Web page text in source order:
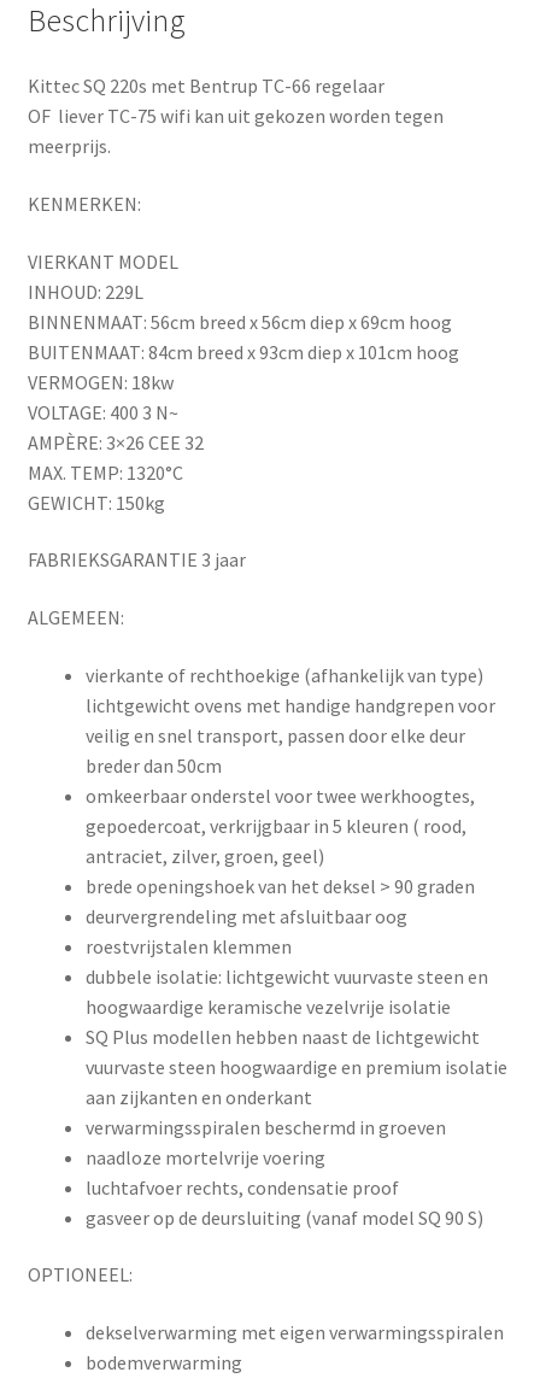
Beschrijving
Kittec SQ 220s met Bentrup TC-66 regelaar
OF liever TC-75 wifi kan uit gekozen worden tegen
meerprijs.
KENMERKEN:
VIERKANT MODEL
INHOUD: 229L
BINNENMAAT: 56cm breed x 56cm diep x 69cm hoog
BUITENMAAT: 84cm breed x 93cm diep x 101cm hoog
VERMOGEN: 18kw
VOLTAGE: 400 3 N~
AMPÈRE: 3×26 CEE 32
MAX. TEMP: 1320°C
GEWICHT: 150kg
FABRIEKSGARANTIE 3 jaar
ALGEMEEN:
vierkante of rechthoekige (afhankelijk van type)
lichtgewicht ovens met handige handgrepen voor
veilig en snel transport, passen door elke deur
breder dan 50cm
omkeerbaar onderstel voor twee werkhoogtes,
gepoedercoat, verkrijgbaar in 5 kleuren ( rood,
antraciet, zilver, groen, geel)
brede openingshoek van het deksel > 90 graden
deurvergrendeling met afsluitbaar oog
roestvrijstalen klemmen
dubbele isolatie: lichtgewicht vuurvaste steen en
hoogwaardige keramische vezelvrije isolatie
SQ Plus modellen hebben naast de lichtgewicht
vuurvaste steen hoogwaardige en premium isolatie
aan zijkanten en onderkant
verwarmingsspiralen beschermd in groeven
naadloze mortelvrije voering
luchtafvoer rechts, condensatie proof
gasveer op de deursluiting (vanaf model SQ 90 S)
OPTIONEEL:
dekselverwarming met eigen verwarmingsspiralen
bodemverwarming